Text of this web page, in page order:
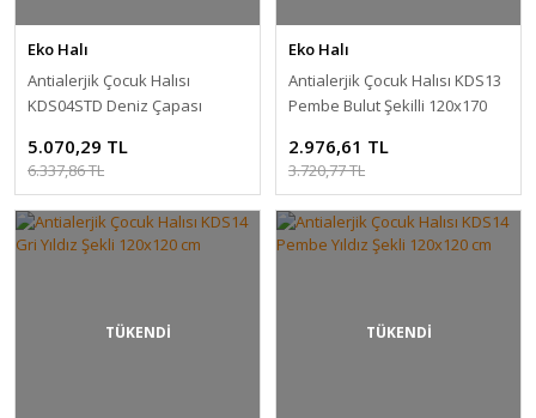
Eko Halı
Antialerjik Çocuk Halısı
KDS04STD Deniz Çapası
5.070,29 TL
6.337,86 TL
Eko Halı
Antialerjik Çocuk Halısı KDS13
Pembe Bulut Şekilli 120x170
2.976,61 TL
3.720,77 TL
TÜKENDİ TÜKENDİ